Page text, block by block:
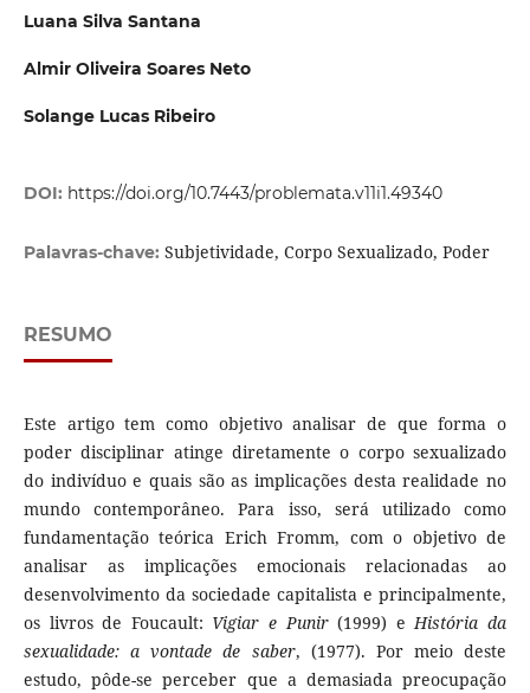
Luana Silva Santana
Almir Oliveira Soares Neto
Solange Lucas Ribeiro
DOI: https://doi.org/10.7443/problemata.v11i1.49340
Palavras-chave: Subjetividade, Corpo Sexualizado, Poder
RESUMO
Este artigo tem como objetivo analisar de que forma o
poder disciplinar atinge diretamente o corpo sexualizado
do indivíduo e quais são as implicações desta realidade no
mundo contemporâneo. Para isso, será utilizado como
fundamentação teórica Erich Fromm, com o objetivo de
analisar as implicações emocionais relacionadas ao
desenvolvimento da sociedade capitalista e principalmente,
os livros de Foucault: Vigiar e Punir(1999) eHistória da
sexualidade: a vontade de saber, (1977). Por meio deste
estudo, pôde-se perceber que a demasiada preocupação